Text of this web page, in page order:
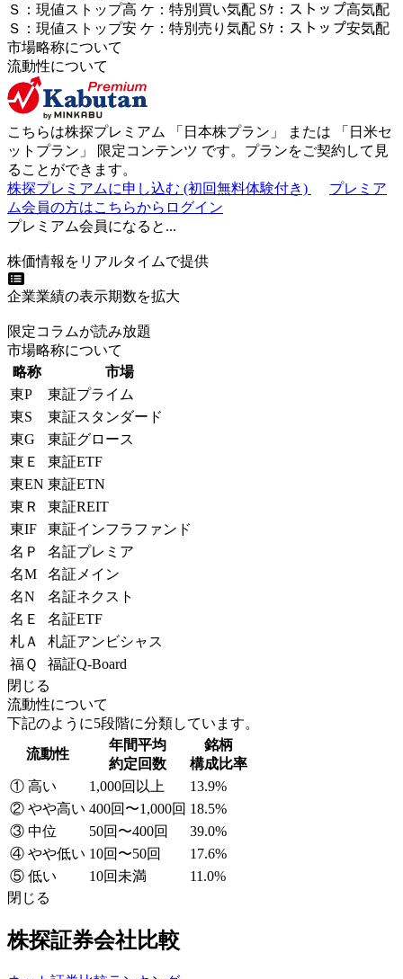
Ｓ ： 現値ストップ高 ケ ： 特別買い気配 Sｹ ： ストップ高気配
Ｓ ： 現値ストップ安 ケ ： 特別売 り 気配 Sｹ ： ストップ安気配
市場略称について
流動性について
こちらは株探プレミアム 「 日本株プラン 」 または 「 日米セ
ットプラン 」 限定コンテンツ です。プランをご契約して見
ることができます。
株探プレミアムに申し込む (初回無料体験付き)
プレミア
ム会員の方はこちらからログイン
プレミアム会員になると...
株価情報をリアルタイムで提供
企業業績の表示期数を拡大
限定コラムが読み放題
市場略称について
略称
市場
東P
東証プライム
東S
東証スタンダード
東G
東証グロース
東Ｅ
東証ETF
東EN 東証ETN
東Ｒ
東証REIT
東IF
東証インフラファンド
名Ｐ
名証プレミア
名M
名証メイン
名N
名証ネクスト
名Ｅ
名証ETF
札Ａ
札証アンビシャス
福Ｑ
福証Q-Board
閉じる
流動性について
下記のように5段階に分類しています。
流動性
年間平均
約定回数
銘柄
構成比率
① 高い
1,000回以上
13.9%
② やや高い 400回〜1,000回 18.5%
③ 中位
50回〜400回
39.0%
④ やや低い 10回〜50回
17.6%
⑤ 低い
10回未満
11.0%
閉じる
株探証券会社比較